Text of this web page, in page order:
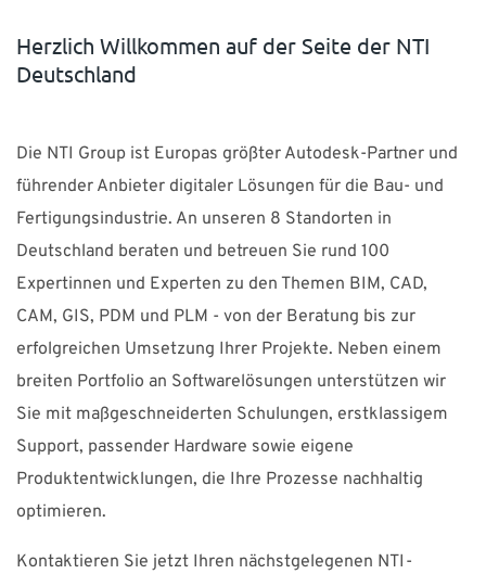
Zentrale: +49 89 25552155 0 E-Mail:
info-de@nti-
group.comSupport:
Deutschland NTI Group Brasil Danmark France
España Ireland Ísland Italia Nederland
Norge
Suomi
Sverige UK
Herzlich Willkommen auf der Seite der NTI
Deutschland
Die NTI Group ist Europas größter Autodesk-Partner und
führender Anbieter digitaler Lösungen für die Bau- und
Fertigungsindustrie. An unseren 8 Standorten in
Deutschland beraten und betreuen Sie rund 100
Expertinnen und Experten zu den Themen BIM, CAD,
CAM, GIS, PDM und PLM - von der Beratung bis zur
erfolgreichen Umsetzung Ihrer Projekte. Neben einem
breiten Portfolio an Softwarelösungen unterstützen wir
Sie mit maßgeschneiderten Schulungen, erstklassigem
Support, passender Hardware sowie eigene
Produktentwicklungen, die Ihre Prozesse nachhaltig
optimieren.
Kontaktieren Sie jetzt Ihren nächstgelegenen NTI-